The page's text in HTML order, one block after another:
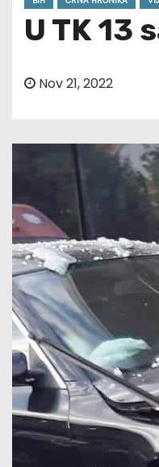
U TK 13
Nov 21, 2022